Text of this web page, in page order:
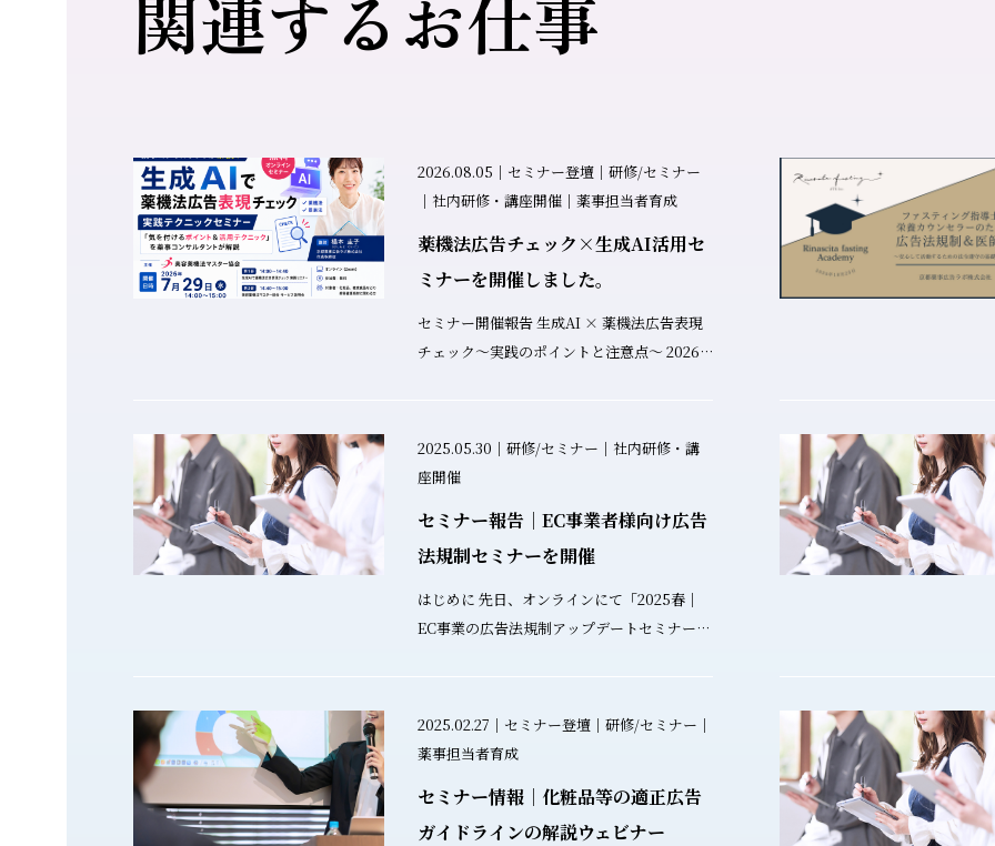
関連するお仕事
2026.08.05｜セミナー登壇｜研修/セミナー
｜社内研修・講座開催｜薬事担当者育成
薬機法広告チェック×生成AI活用セ
ミナーを開催しました。
セミナー開催報告 生成AI × 薬機法広告表現
チェック〜実践のポイントと注意点〜 2026
（大変満足＋満足／n=56） 大変多くの方々
にご応募・ご参加いただき、誠にありがとう
の方に「大変満足」または「満足」とご回答
いただき、講師として大変嬉しく思っており
なプロンプト例が大変参考になりました ✓ AI
を使う際の注意点がよくわかりました ✓ 実例
方の一助となれるよう、以下のテーマを実例
ベースでお届けしました。 ▸AIの得意な領
域・苦手な領域 ▸人間にしかできないこと ▸
実践で使えるプロンプト例 生成AIは業務を劇
的に効率化しますが、薬事チェックにおける
2025.05.30｜研修/セミナー｜社内研修・講
座開催
セミナー報告｜EC事業者様向け広告
法規制セミナーを開催
はじめに 先日、オンラインにて「2025春｜
EC事業の広告法規制アップデートセミナー」
として、要注意のステマ・キャンペーン、最
新の特商法と機能性表示食品の表示を押さえ
告法規制の最新動向について詳しく解説いた
しました。 多数のご参加をいただき、活発な
2025.02.27｜セミナー登壇｜研修/セミナー｜
薬事担当者育成
セミナー情報｜化粧品等の適正広告
ガイドラインの解説ウェビナー